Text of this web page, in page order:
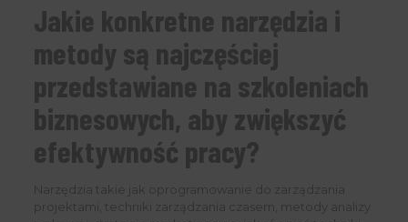
Jakie konkretne narzędzia i
metody są najczęściej
przedstawiane na szkoleniach
biznesowych, aby zwiększyć
efektywność pracy?
Narzędzia takie jak oprogramowanie do zarządzania
projektami, techniki zarządzania czasem, metody analizy